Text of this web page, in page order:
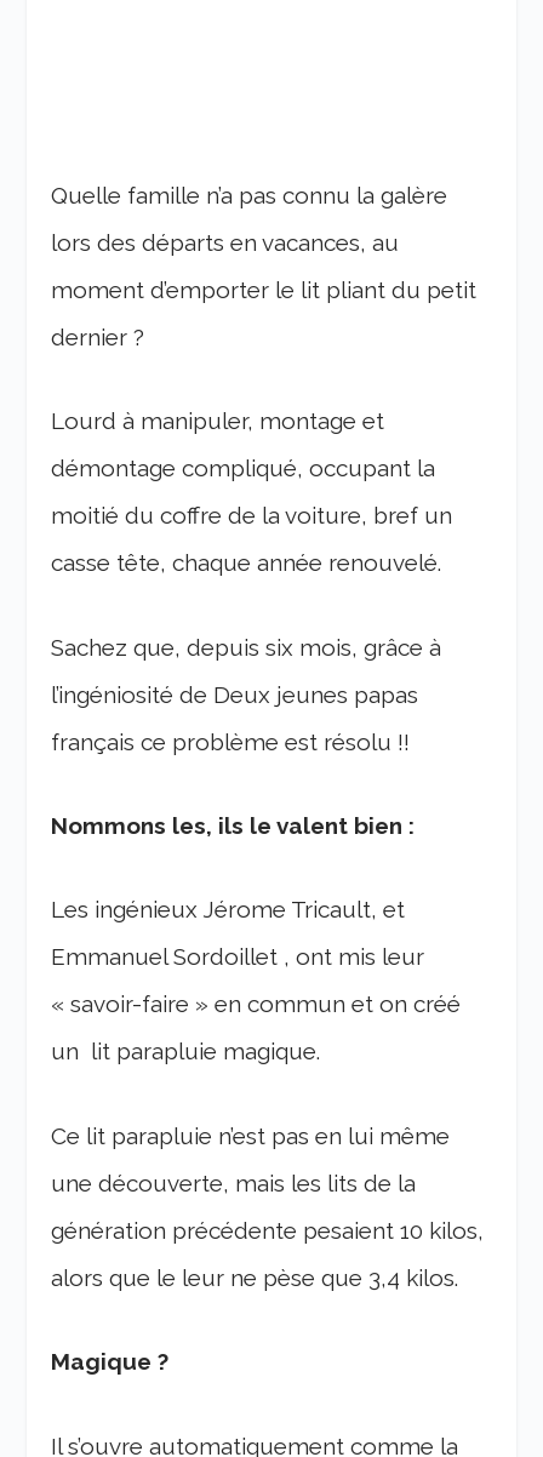
Quelle famille n’a pas connu la galère
lors des départs en vacances, au
moment d’emporter le lit pliant du petit
dernier ?
Lourd à manipuler, montage et
démontage compliqué, occupant la
moitié du coffre de la voiture, bref un
casse tête, chaque année renouvelé.
Sachez que, depuis six mois, grâce à
l’ingéniosité de Deux jeunes papas
français ce problème est résolu !!
Nommons les, ils le valent bien :
Les ingénieux Jérome Tricault, et
Emmanuel Sordoillet , ont mis leur
« savoir-faire » en commun et on créé
un lit parapluie magique.
Ce lit parapluie n’est pas en lui même
une découverte, mais les lits de la
génération précédente pesaient 10 kilos,
alors que le leur ne pèse que 3,4 kilos.
Magique ?
Il s’ouvre automatiquement comme la